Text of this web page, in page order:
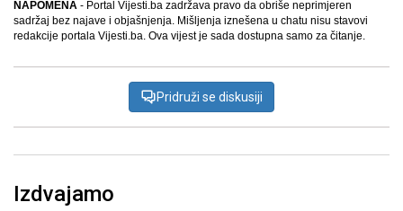
NAPOMENA - Portal Vijesti.ba zadržava pravo da obriše neprimjeren
sadržaj bez najave i objašnjenja. Mišljenja iznešena u chatu nisu stavovi
redakcije portala Vijesti.ba. Ova vijest je sada dostupna samo za čitanje.
Pridruži se diskusiji
Izdvajamo